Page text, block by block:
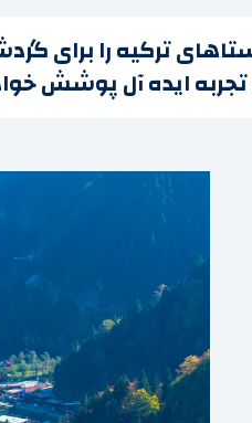
ترکیه را برای
ایده آل پوشش